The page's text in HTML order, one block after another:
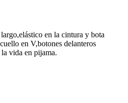
en la cintura y bota
en V,botones delanteros
vida en pijama.